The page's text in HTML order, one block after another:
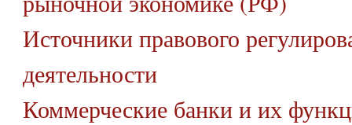
Источники правового
деятельности
Коммерческие банки и их